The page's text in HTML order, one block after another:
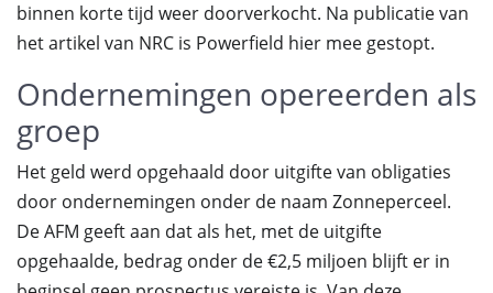
binnen korte tijd weer doorverkocht. Na publicatie van
het artikel van NRC is Powerfield hier mee gestopt.
Ondernemingen opereerden als
groep
Het geld werd opgehaald door uitgifte van obligaties
door ondernemingen onder de naam Zonneperceel.
De AFM geeft aan dat als het, met de uitgifte
opgehaalde, bedrag onder de €2,5 miljoen blijft er in